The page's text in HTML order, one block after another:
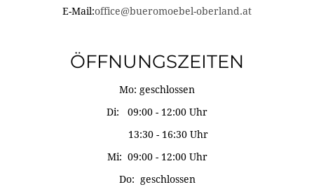
E-Mail:office@bueromoebel-oberland.at
ÖFFNUNGSZEITEN
Mo: geschlossen
Di: 09:00 - 12:00 Uhr
13:30 - 16:30 Uhr
Mi: 09:00 - 12:00 Uhr
Do: geschlossen